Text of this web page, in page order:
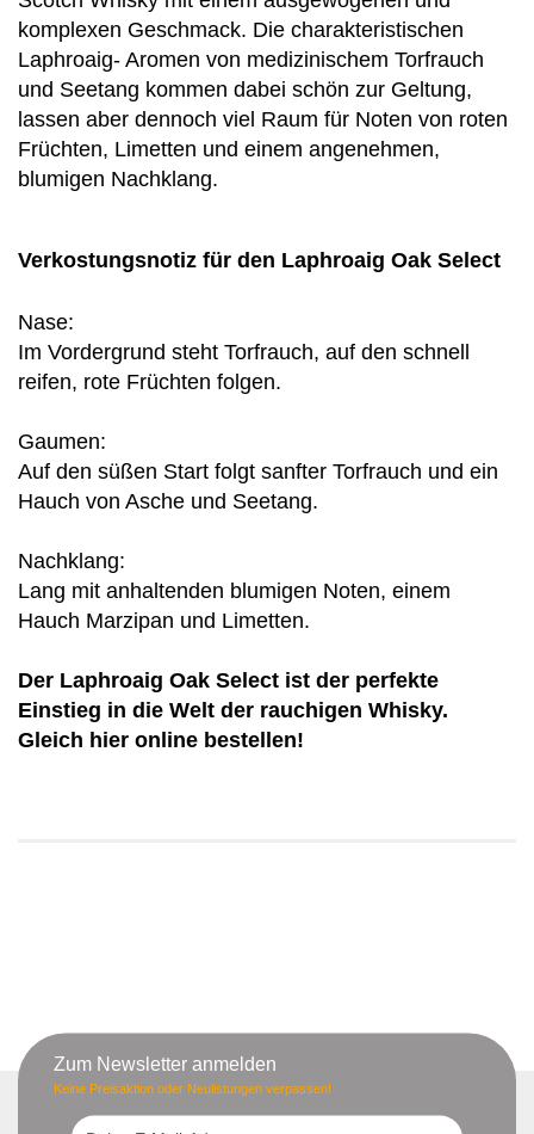
komplexen Geschmack. Die charakteristischen
Laphroaig- Aromen von medizinischem Torfrauch
und Seetang kommen dabei schön zur Geltung,
lassen aber dennoch viel Raum für Noten von roten
Früchten, Limetten und einem angenehmen,
blumigen Nachklang.
Verkostungsnotiz für den Laphroaig Oak Select
Nase:
Im Vordergrund steht Torfrauch, auf den schnell
reifen, rote Früchten folgen.
Gaumen:
Auf den süßen Start folgt sanfter Torfrauch und ein
Hauch von Asche und Seetang.
Nachklang:
Lang mit anhaltenden blumigen Noten, einem
Hauch Marzipan und Limetten.
Der Laphroaig Oak Select ist der perfekte
Einstieg in die Welt der rauchigen Whisky.
Gleich hier online bestellen!
Zum Newsletter anmelden
Keine Preisaktion oder Neulistungen verpassen!